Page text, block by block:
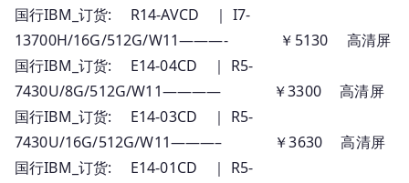
国行IBM_订货: R14-AVCD ｜ I7-
13700H/16G/512G/W11———- ￥5130 高清屏
国行IBM_订货: E14-04CD ｜ R5-
7430U/8G/512G/W11———— ￥3300 高清屏
国行IBM_订货: E14-03CD ｜ R5-
7430U/16G/512G/W11———– ￥3630 高清屏
国行IBM_订货: E14-01CD ｜ R5-